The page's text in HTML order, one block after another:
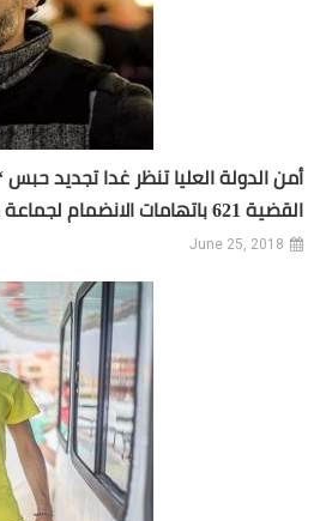
أمن الدولة العليا تنظر غدا تجديد
القضية 621 باتهامات الانضمام لجماعة محظورة
June 25, 2018